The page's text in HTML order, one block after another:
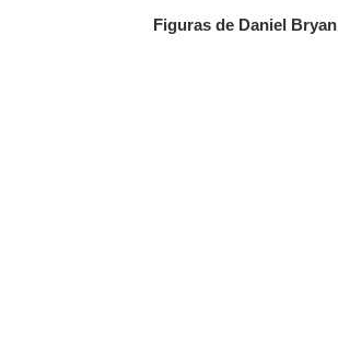
Figuras de Daniel Bryan